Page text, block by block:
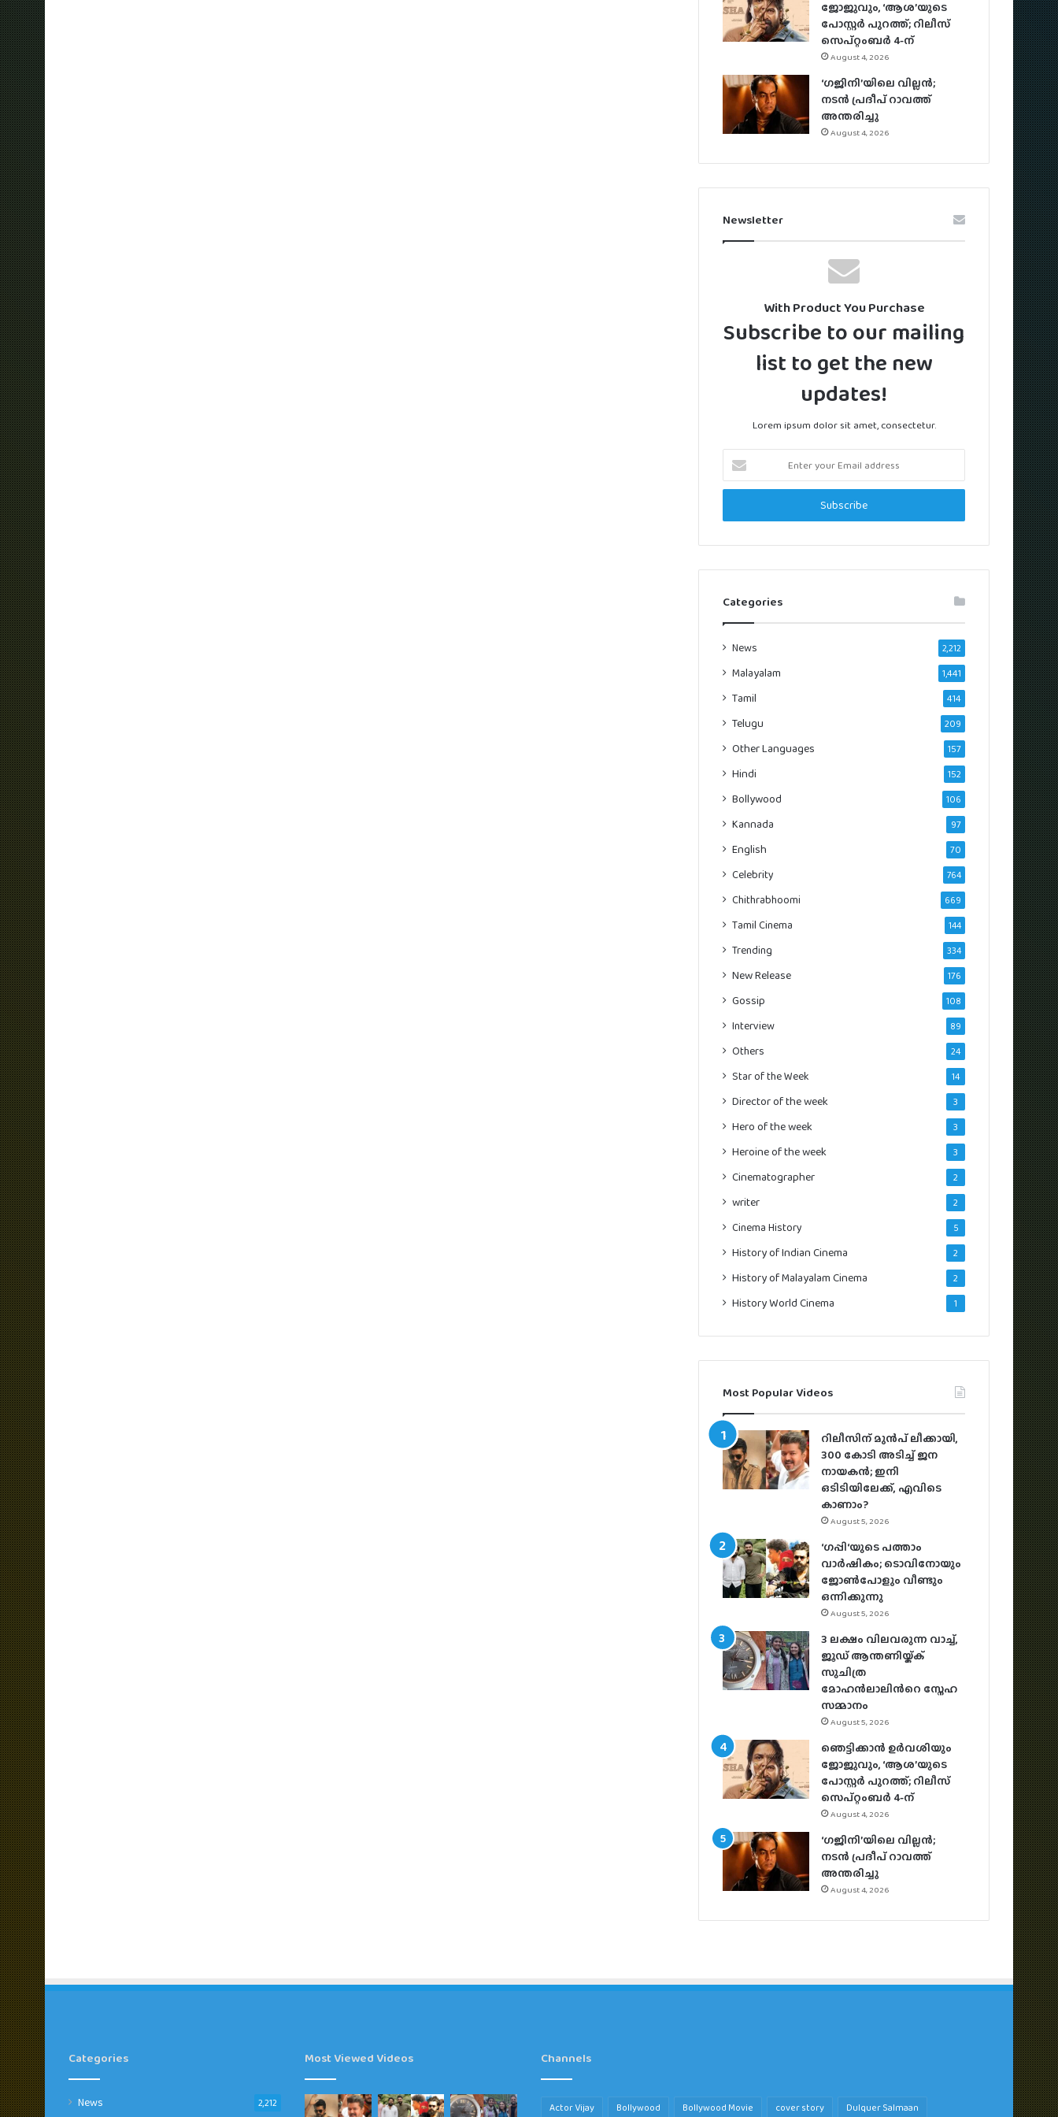
ജോജുവും, ‘ആശ’യുടെ
പോസ്റ്റർ പുറത്ത്; റിലീസ്
സെപ്റ്റംബർ 4-ന്
August 4, 2026
‘ഗജിനി’യിലെ വില്ലൻ;
നടൻ പ്രദീപ് റാവത്ത്
അന്തരിച്ചു
August 4, 2026
Newsletter
With Product You Purchase
Subscribe to our mailing
list to get the new
updates!
Lorem ipsum dolor sit amet, consectetur.
Enter
your
Email
Categories
News 2,212
Malayalam 1,441
Tamil 414
Telugu 209
Other Languages 157
Hindi 152
Bollywood 106
Kannada 97
English 70
Celebrity 764
Chithrabhoomi 669
Tamil Cinema 144
Trending 334
New Release 176
Gossip 108
Interview 89
Others 24
Star of the Week 14
Director of the week 3
Hero of the week 3
Heroine of the week 3
Cinematographer 2
writer 2
Cinema History 5
History of Indian Cinema 2
History of Malayalam Cinema 2
History World Cinema 1
Most Popular Videos
റിലീസിന് മുൻപ് ലീക്കായി,
300 കോടി അടിച്ച് ജന
നായകൻ; ഇനി
ഒടിടിയിലേക്ക്, എവിടെ
കാണാം?
August 5, 2026
‘ഗപ്പി‘യുടെ പത്താം
വാർഷികം; ടൊവിനോയും
ജോൺപോളും വീണ്ടും
ഒന്നിക്കുന്നു
August 5, 2026
3 ലക്ഷം വിലവരുന്ന വാച്ച്,
ജൂഡ് ആന്തണിയ്ക്ക്
സുചിത്ര
മോഹൻലാലിൻറെ സ്നേഹ
സമ്മാനം
August 5, 2026
ഞെട്ടിക്കാൻ ഉർവശിയും
ജോജുവും, ‘ആശ’യുടെ
പോസ്റ്റർ പുറത്ത്; റിലീസ്
സെപ്റ്റംബർ 4-ന്
August 4, 2026
‘ഗജിനി’യിലെ വില്ലൻ;
നടൻ പ്രദീപ് റാവത്ത്
അന്തരിച്ചു
August 4, 2026
Categories
News 2,212
Most Viewed Videos Channels
Actor Vijay Bollywood Bollywood Movie cover story Dulquer Salmaan